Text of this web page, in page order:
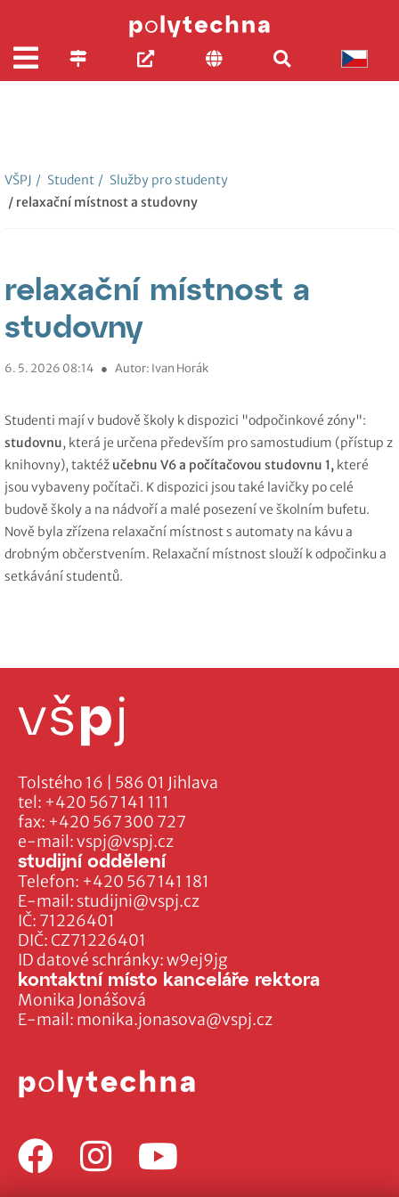
VŠPJ / Student / Služby pro studenty
/ relaxační místnost a studovny
relaxační místnost a
studovny
6. 5. 2026 08:14 ● Autor: Ivan Horák
Studenti mají v budově školy k dispozici "odpočinkové zóny":
studovnu, která je určena především pro samostudium (přístup z
knihovny), taktéž učebnu V6 a počítačovou studovnu 1, které
jsou vybaveny počítači. K dispozici jsou také lavičky po celé
budově školy a na nádvoří a malé posezení ve školním bufetu.
Nově byla zřízena relaxační místnost s automaty na kávu a
drobným občerstvením. Relaxační místnost slouží k odpočinku a
setkávání studentů.
Tolstého 16 | 586 01 Jihlava
tel: +420 567 141 111
fax: +420 567 300 727
e-mail:vspj@vspj.cz
IČ: 71226401
DIČ: CZ71226401
ID datové schránky: w9ej9jg
studijní oddělení
Telefon: +420 567 141 181
E-mail: studijni@vspj.cz
kontaktní místo kanceláře rektora
Monika Jonášová
E-mail: monika.jonasova@vspj.cz